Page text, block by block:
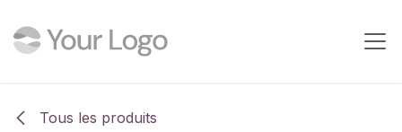
Tous les produits